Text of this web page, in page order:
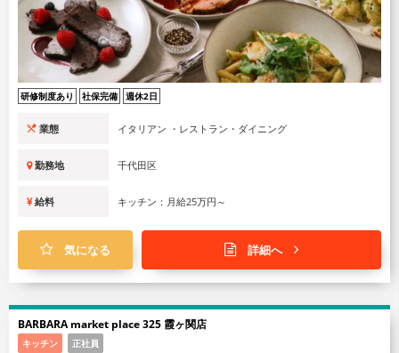
研修制度あり 社保完備 週休2日
業態 イタリアン ・レストラン・ダイニング
勤務地 千代田区
給料 キッチン：月給25万円～
気になる 詳細へ
BARBARA market place 325 霞ヶ関店
キッチン 正社員